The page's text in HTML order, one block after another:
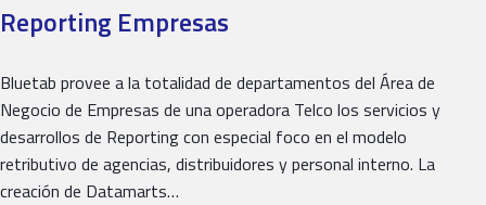
Reporting Empresas
Bluetab provee a la totalidad de departamentos del Área de
Negocio de Empresas de una operadora Telco los servicios y
desarrollos de Reporting con especial foco en el modelo
retributivo de agencias, distribuidores y personal interno. La
creación de Datamarts…